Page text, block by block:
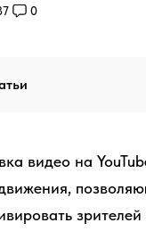
0
видео на
зрителей